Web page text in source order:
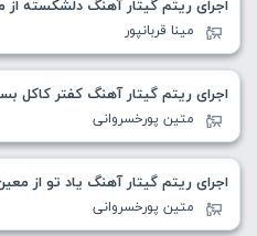
اجرای ریتم گیتار آهنگ دلشکسته از
مینا قربانپور
اجرای ریتم گیتار آهنگ کفتر کاکل
متین پورخسروانی
اجرای ریتم گیتار آهنگ یاد تو از
متین پورخسروانی